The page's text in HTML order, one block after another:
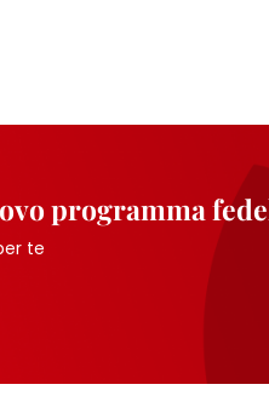
programma
te